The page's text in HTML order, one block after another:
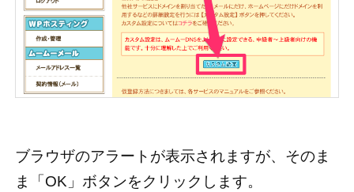
ブラウザのアラートが表示されますが、そのま
ま「OK」ボタンをクリックします。